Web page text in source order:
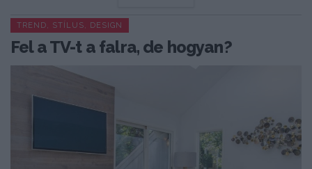
TREND, STÍLUS, DESIGN
Fel a TV-t a falra, de hogyan?